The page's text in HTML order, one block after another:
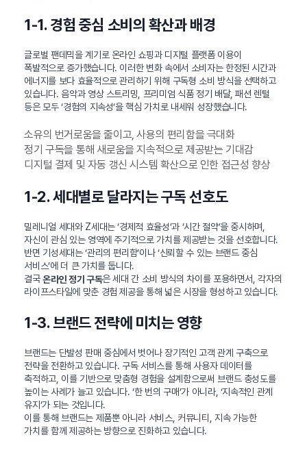
1-1. 경험 중심 소비의 확산과 배경
글로벌 팬데믹을 계기로 온라인 쇼핑과 디지털 플랫폼 이용이
폭발적으로 증가했습니다. 이러한 변화 속에서 소비자는 한정된 시간과
에너지를 보다 효율적으로 관리하기 위해 구독형 소비 방식을 선택하고
있습니다. 음악과 영상 스트리밍, 프리미엄 식품 정기 배달, 패션 렌털
등은 모두 ‘경험의 지속성’을 핵심 가치로 내세워 성장했습니다.
소유의 번거로움을 줄이고, 사용의 편리함을 극대화
정기 구독을 통해 새로움을 지속적으로 제공받는 기대감
디지털 결제 및 자동 갱신 시스템 확산으로 인한 접근성 향상
1-2. 세대별로 달라지는 구독 선호도
밀레니얼 세대와 Z세대는 ‘경제적 효율성’과 ‘시간 절약’을 중시하며,
자신이 관심 있는 영역에 주기적으로 가치를 제공받는 것을 선호합니다.
반면 기성세대는 ‘관리의 편리함’이나 ‘신뢰할 수 있는 브랜드 중심
서비스’에 더 큰 가치를 둡니다.
결국온라인 정기 구독은 세대 간 소비 방식의 차이를 포용하면서, 각자의
라이프스타일에 맞춘 경험 제공을 통해 넓은 시장을 형성하고 있습니다.
1-3. 브랜드 전략에 미치는 영향
브랜드는 단발성 판매 중심에서 벗어나 장기적인 고객 관계 구축으로
전략을 전환하고 있습니다. 구독 서비스를 통해 사용자 데이터를
축적하고, 이를 기반으로 맞춤형 경험을 설계함으로써 브랜드 충성도를
높이는 사례가 늘고 있습니다. ‘한 번의 구매’가 아니라, ‘지속적인 관계
유지’가 되는 것입니다.
이를 통해 브랜드는 제품뿐 아니라 서비스, 커뮤니티, 지속 가능한
가치를 함께 제공하는 방향으로 진화하고 있습니다.